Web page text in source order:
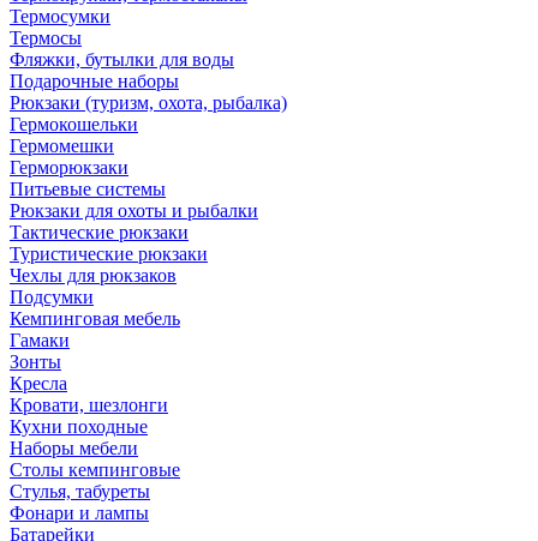
Термосумки
Термосы
Фляжки, бутылки для воды
Подарочные наборы
Рюкзаки (туризм, охота, рыбалка)
Гермокошельки
Гермомешки
Герморюкзаки
Питьевые системы
Рюкзаки для охоты и рыбалки
Тактические рюкзаки
Туристические рюкзаки
Чехлы для рюкзаков
Подсумки
Кемпинговая мебель
Гамаки
Зонты
Кресла
Кровати, шезлонги
Кухни походные
Наборы мебели
Столы кемпинговые
Стулья, табуреты
Фонари и лампы
Батарейки